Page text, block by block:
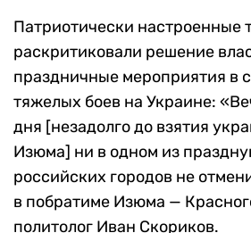
Патриотически настроенные
раскритиковали решение
праздничные мероприятия в
тяжелых боев на Украине:
дня [незадолго до взятия
Изюма] ни в одном из
российских городов не
в побратиме Изюма —
политолог Иван Скориков.